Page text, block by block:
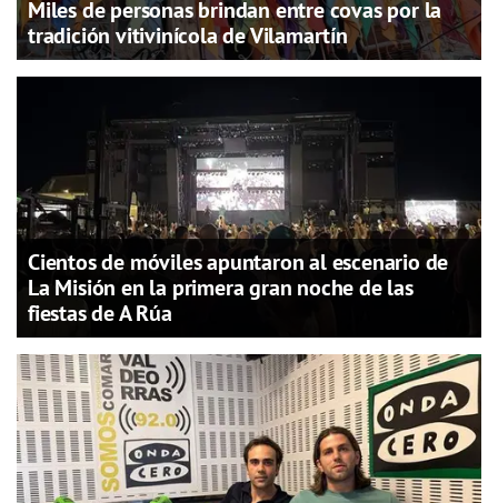
Miles de personas brindan entre covas por la
tradición vitivinícola de Vilamartín
Cientos de móviles apuntaron al escenario de
La Misión en la primera gran noche de las
fiestas de A Rúa